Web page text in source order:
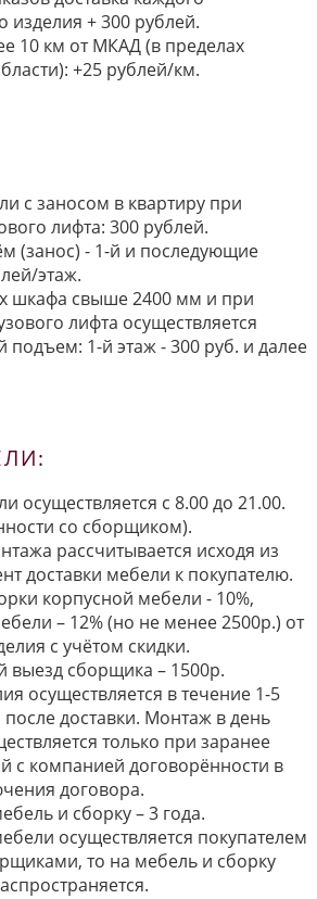
изделия + 300 рублей.
10 км от МКАД (в пределах
+25 рублей/км.
с заносом в квартиру при
лифта: 300 рублей.
(занос) - 1-й и последующие
этаж.
шкафа свыше 2400 мм и при
лифта осуществляется
подъем: 1-й этаж - 300 руб. и далее
осуществляется с 8.00 до 21.00.
со сборщиком).
рассчитывается исходя из
доставки мебели к покупателю.
корпусной мебели - 10%,
– 12% (но не менее 2500р.) от
с учётом скидки.
сборщика – 1500р.
осуществляется в течение 1-5
доставки. Монтаж в день
только при заранее
с компанией договорённости в
договора.
и сборку – 3 года.
осуществляется покупателем
то на мебель и сборку